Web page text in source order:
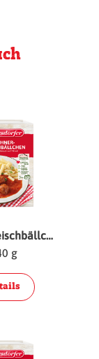
Hühnerfleischbällchen
g